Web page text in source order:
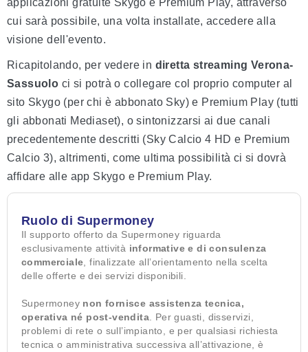
applicazioni gratuite Skygo e Premium Play, attraverso
cui sarà possibile, una volta installate, accedere alla
visione dell'evento.
Ricapitolando, per vedere in diretta streaming Verona-
Sassuolo ci si potrà o collegare col proprio computer al
sito Skygo (per chi è abbonato Sky) e Premium Play (tutti
gli abbonati Mediaset), o sintonizzarsi ai due canali
precedentemente descritti (Sky Calcio 4 HD e Premium
Calcio 3), altrimenti, come ultima possibilità ci si dovrà
affidare alle app Skygo e Premium Play.
Ruolo di Supermoney
Il supporto offerto da Supermoney riguarda
esclusivamente attività informative e di consulenza
commerciale , finalizzate all’orientamento nella scelta
delle offerte e dei servizi disponibili.
Supermoney non fornisce assistenza tecnica,
operativa né post-vendita . Per guasti, disservizi,
problemi di rete o sull’impianto, e per qualsiasi richiesta
tecnica o amministrativa successiva all’attivazione, è